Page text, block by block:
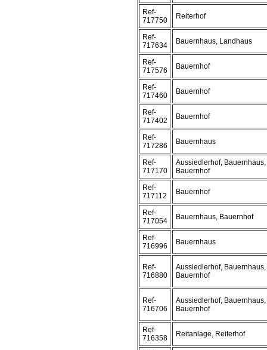
Ref-
717750
Reiterhof
Ref-
717634
Bauernhaus, Landhaus
Ref-
717576
Bauernhof
Ref-
717460
Bauernhof
Ref-
717402
Bauernhof
Ref-
717286
Bauernhaus
Ref-
717170
Aussiedlerhof, Bauernhaus,
Bauernhof
Ref-
717112
Bauernhof
Ref-
717054
Bauernhaus, Bauernhof
Ref-
716996
Bauernhaus
Ref-
716880
Aussiedlerhof, Bauernhaus,
Bauernhof
Ref-
716706
Aussiedlerhof, Bauernhaus,
Bauernhof
Ref-
716358
Reitanlage, Reiterhof